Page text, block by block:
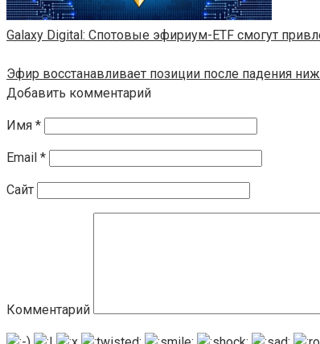
Galaxy Digital: Спотовые эфириум-ETF смогут
Эфир восстанавливает позиции после падения
Добавить комментарий
Имя *
Email *
Сайт
Комментарий